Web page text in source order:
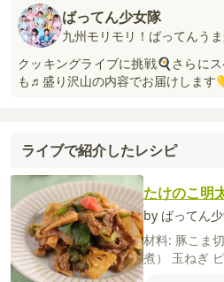
ばってん少女隊
九州モリモリ！ばってんう
クッキングライブに挑戦🍳さらに
も♬盛り沢山の内容でお届けします
ライブで紹介したレシピ
たけのこ明
by ばってん
材料: 豚こま
煮） 玉ねぎ